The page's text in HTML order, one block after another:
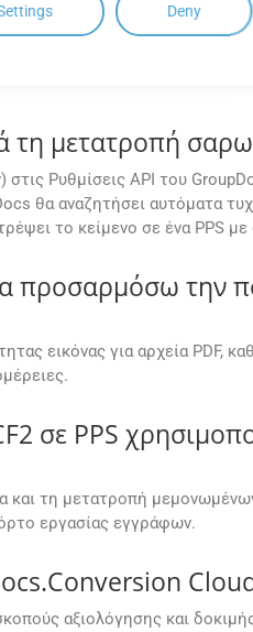
(FAQ)
μετατροπή
Ρυθμίσεις API του
θα αναζητήσει αυτόματα
το κείμενο σε ένα PPS
την
εικόνας για αρχεία PDF,
σε PPS
τη μετατροπή
εργασίας εγγράφων.
αξιολόγησης και
Deny